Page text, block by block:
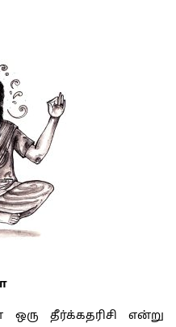
தீர்க்கதரிசி என்று